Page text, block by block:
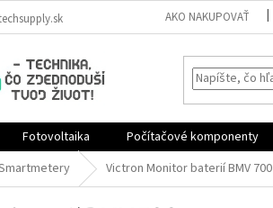
AKO NAKUPOVAŤ
Fotovoltaika Počítačové komponenty
Victron Monitor baterií BMV 700